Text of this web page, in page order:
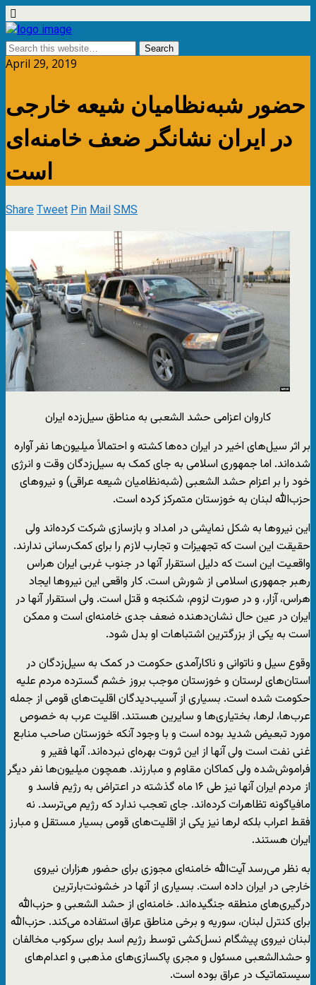
April 29, 2019
حضور شبه‌نظامیان شیعه خارجی
در ایران نشانگر ضعف خامنه‌ای
است
ShareTweetPinMailSMS
کاروان اعزامی حشد الشعبی به مناطق سیل‌زده ایران
بر اثر سیل‌های اخیر در ایران ده‌ها کشته و احتمالاً میلیون‌ها نفر آواره
شده‌اند. اما جمهوری اسلامی به جای کمک به سیل‌زدگان وقت و انرژی
خود را بر اعزام حشد الشعبی (شبه‌نظامیان شیعه عراقی) و نیروهای
حزب‌الله لبنان به خوزستان متمرکز کرده است.
این نیروها به شکل نمایشی در امداد و بازسازی شرکت کرده‌اند ولی
حقیقت این است که تجهیزات و تجارب لازم را برای کمک‌رسانی ندارند.
واقعیت این است که دلیل استقرار آنها در جنوب غربی ایران هراس
رهبر جمهوری اسلامی از شورش است. کار واقعی این نیروها ایجاد
هراس، آزار، و در صورت لزوم، شکنجه و قتل است. ولی استقرار آنها در
ایران در عین حال نشان‌دهنده ضعف جدی خامنه‌ای است و ممکن
است به یکی از بزرگترین اشتباهات او بدل شود.
وقوع سیل و ناتوانی و ناکارآمدی حکومت در کمک به سیل‌زدگان در
استان‌های لرستان و خوزستان موجب بروز خشم گسترده مردم علیه
حکومت شده است. بسیاری از آسیب‌دیدگان اقلیت‌های قومی از جمله
عرب‌ها، لرها، بختیاری‌ها و سایرین هستند. اقلیت عرب به خصوص
مورد تبعیض شدید بوده است و با وجود آنکه خوزستان صاحب منابع
غنی نفت است ولی آنها از این ثروت بهره‌ای نبرده‌اند. آنها فقیر و
فراموش‌شده ولی کماکان مقاوم و مبارزند. همچون میلیون‌ها نفر دیگر
از مردم ایران آنها نیز طی ۱۶ ماه گذشته در اعتراض به رژیم فاسد و
مافیاگونه تظاهرات کرده‌اند. جای تعجب ندارد که رژیم می‌ترسد. نه
فقط اعراب بلکه لرها نیز یکی از اقلیت‌های قومی بسیار مستقل و مبارز
ایران هستند.
به نظر می‌رسد آیت‌الله خامنه‌ای مجوزی برای حضور هزاران نیروی
خارجی در ایران داده است. بسیاری از آنها در خشونت‌بارترین
درگیری‌های منطقه جنگیده‌اند. خامنه‌ای از حشد الشعبی و حزب‌الله
برای کنترل لبنان، سوریه و برخی مناطق عراق استفاده می‌کند. حزب‌الله
لبنان نیروی پیشگام نسل‌کشی توسط رژیم اسد برای سرکوب مخالفان
و حشدالشعبی مسئول و مجری پاکسازی‌های مذهبی و اعدام‌های
سیستماتیک در عراق بوده است.